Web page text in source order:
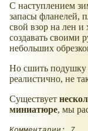
С наступлением
запасы фланелей,
свой взор на лен
создавать своими
небольших
Но сшить подушку
реалистично, не
Существует
миниатюре, мы